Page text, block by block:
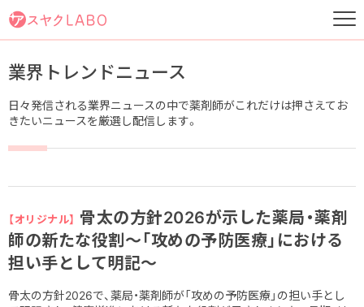
業界トレンドニュース
日々発信される業界ニュースの中で薬剤師がこれだけは押さえてお
きたいニュースを厳選し配信します。
【オリジナル】
骨太の方針2026が示した薬局・薬剤
師の新たな役割～「攻めの予防医療」における
担い手として明記～
骨太の方針2026で、薬局・薬剤師が「攻めの予防医療」の担い手とし